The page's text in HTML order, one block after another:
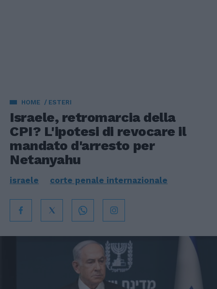
HOME ESTERI
Israele, retromarcia della
CPI? L'ipotesi di revocare il
mandato d'arresto per
Netanyahu
israele corte penale internazionale